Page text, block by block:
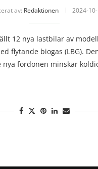
av: Redaktionen 2024-
12 nya lastbilar av
flytande biogas (LBG).
nya fordonen minskar